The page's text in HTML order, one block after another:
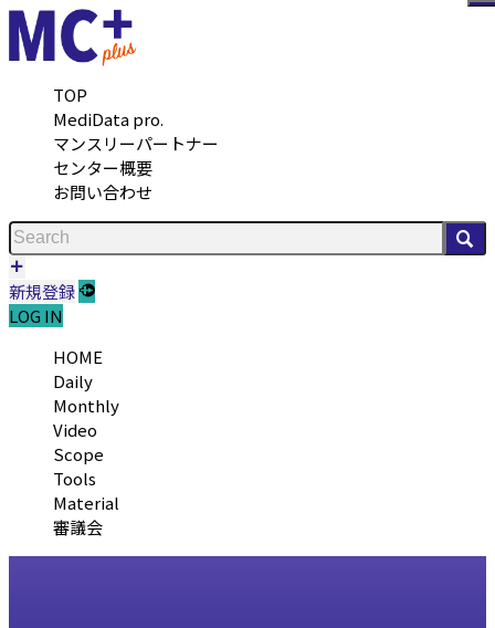
TOP
MediData pro.
マンスリーパートナー
センター概要
お問い合わせ
新規登録
LOG IN
HOME
Daily
Monthly
Video
Scope
Tools
Material
審議会
メ